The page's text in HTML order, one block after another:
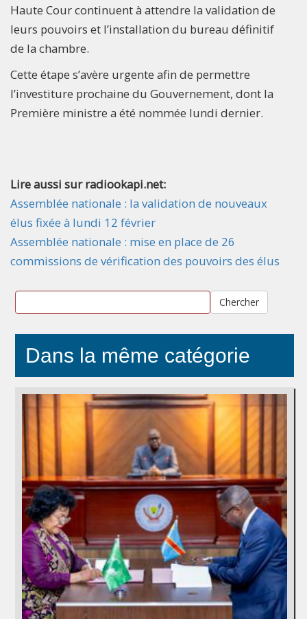
Haute Cour continuent à attendre la validation de
leurs pouvoirs et l’installation du bureau définitif
de la chambre.
Cette étape s’avère urgente afin de permettre
l’investiture prochaine du Gouvernement, dont la
Première ministre a été nommée lundi dernier.
Lire aussi sur radiookapi.net:
Assemblée nationale : la validation de nouveaux
élus fixée à lundi 12 février
Assemblée nationale : mise en place de 26
commissions de vérification des pouvoirs des élus
Chercher
Dans la même catégorie